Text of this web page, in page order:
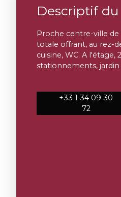
Descriptif
Proche centre-ville
totale offrant, au rez-
cuisine, WC. A l'étage,
stationnements, jardin
+33 1 34 09 30
72